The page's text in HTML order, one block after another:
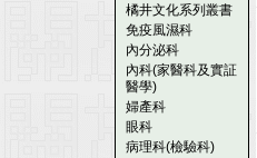
橘井文化系列叢書
免疫風濕科
內分泌科
內科(家醫科及實証
醫學)
婦產科
眼科
病理科(檢驗科)